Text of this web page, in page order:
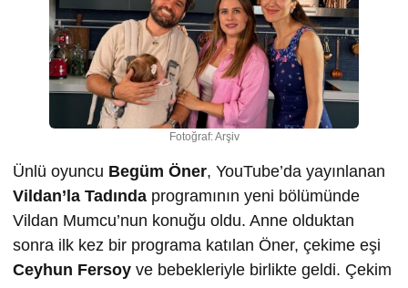
Fotoğraf: Arşiv
Ünlü oyuncu Begüm Öner, YouTube’da yayınlanan
Vildan’la Tadında programının yeni bölümünde
Vildan Mumcu’nun konuğu oldu. Anne olduktan
sonra ilk kez bir programa katılan Öner, çekime eşi
Ceyhun Fersoy ve bebekleriyle birlikte geldi. Çekim